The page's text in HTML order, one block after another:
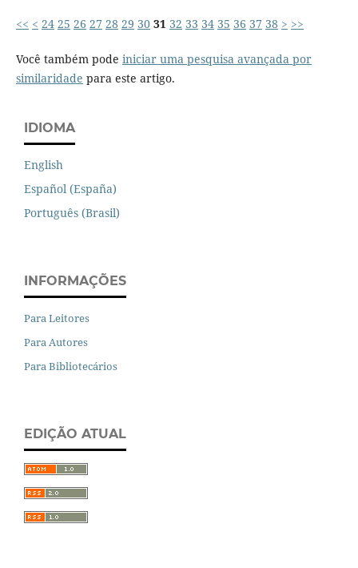
<< < 24 25 26 27 28 29 30 31 32 33 34 35 36 37 38 > >>
Você também pode iniciar uma pesquisa avançada por
similaridade para este artigo.
IDIOMA
English
Español (España)
Português (Brasil)
INFORMAÇÕES
Para Leitores
Para Autores
Para Bibliotecários
EDIÇÃO ATUAL